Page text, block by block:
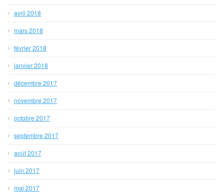
avril 2018
mars 2018
février 2018
janvier 2018
décembre 2017
novembre 2017
octobre 2017
septembre 2017
août 2017
juin 2017
mai 2017